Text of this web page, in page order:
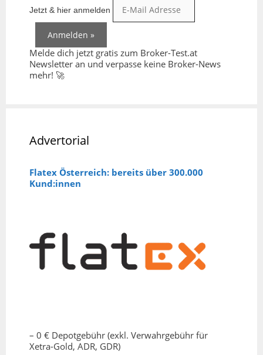
Jetzt & hier anmelden
Melde dich jetzt gratis zum Broker-Test.at
Newsletter an und verpasse keine Broker-News
mehr! 🚀
Advertorial
Flatex Österreich: bereits über 300.000
Kund:innen
– 0 € Depotgebühr (exkl. Verwahrgebühr für
Xetra-Gold, ADR, GDR)